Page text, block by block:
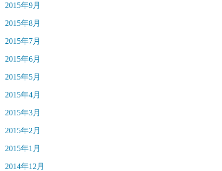
2015年9月
2015年8月
2015年7月
2015年6月
2015年5月
2015年4月
2015年3月
2015年2月
2015年1月
2014年12月